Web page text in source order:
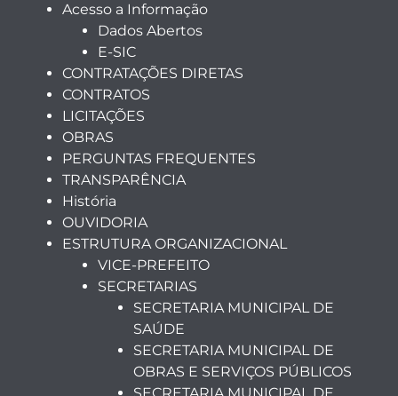
Acesso a Informação
Dados Abertos
E-SIC
CONTRATAÇÕES DIRETAS
CONTRATOS
LICITAÇÕES
OBRAS
PERGUNTAS FREQUENTES
TRANSPARÊNCIA
História
OUVIDORIA
ESTRUTURA ORGANIZACIONAL
VICE-PREFEITO
SECRETARIAS
SECRETARIA MUNICIPAL DE
SAÚDE
SECRETARIA MUNICIPAL DE
OBRAS E SERVIÇOS PÚBLICOS